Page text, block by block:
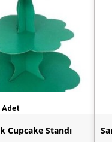
Adet
Cupcake Standı